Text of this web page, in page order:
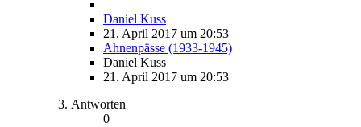
Daniel Kuss
21. April 2017 um 20:53
Ahnenpässe (1933-1945)
Daniel Kuss
21. April 2017 um 20:53
Antworten
0